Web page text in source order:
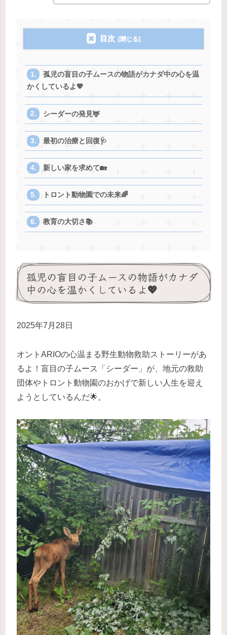
目次
孤児の盲目の子ムースの物語がカナダ中の心を温
かくしているよ💖
シーダーの発見🦌
最初の治療と回復🩺
新しい家を求めて🏡
トロント動物園での未来🌈
教育の大切さ📚
孤児の盲目の子ムースの物語がカナダ
中の心を温かくしているよ💖
2025年7月28日
オントARIOの心温まる野生動物救助ストーリーがあ
るよ！盲目の子ムース「シーダー」が、地元の救助
団体やトロント動物園のおかげで新しい人生を迎え
ようとしているんだ🌟。